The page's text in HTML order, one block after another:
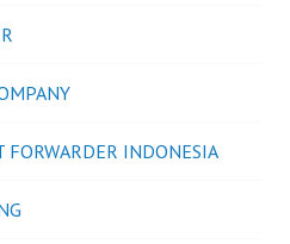
INDONESIA